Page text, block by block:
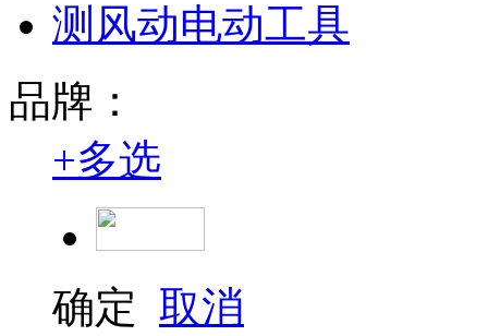
测风动电动工具
品牌：
+多选
确定 取消